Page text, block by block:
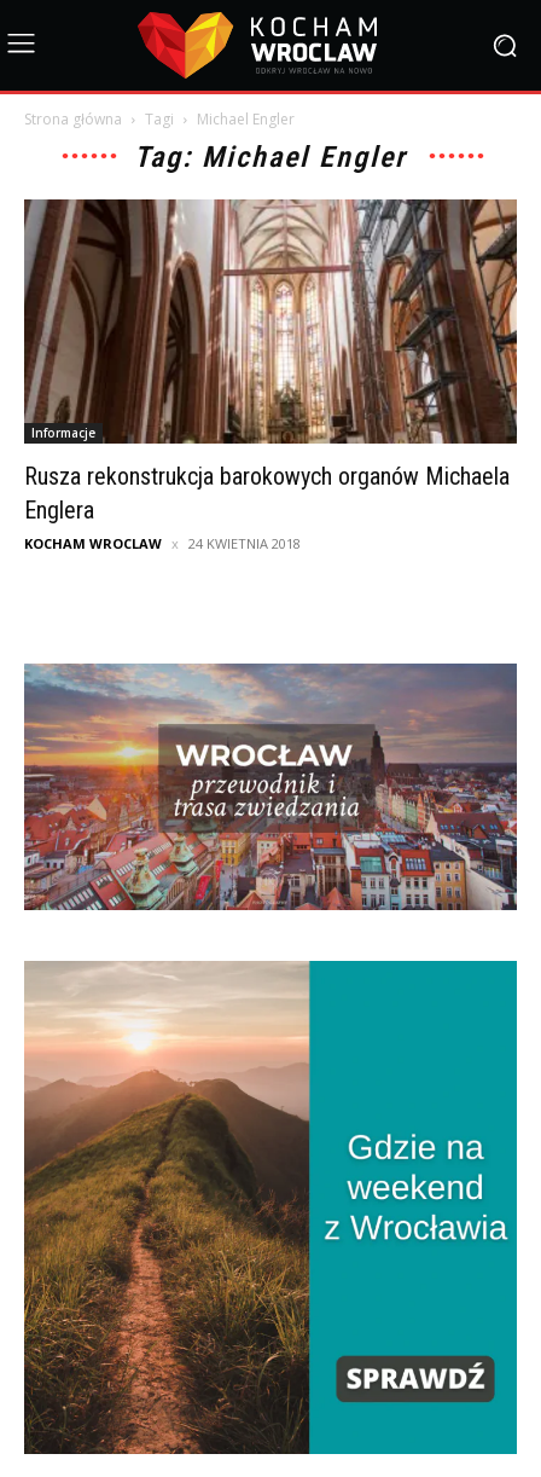
Strona główna Tagi Michael Engler
Tag: Michael Engler
Informacje
Rusza rekonstrukcja barokowych organów Michaela
Englera
KOCHAM WROCLAW 24 KWIETNIA 2018